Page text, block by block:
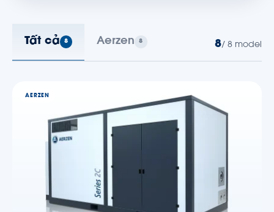
Tất cả 8 Aerzen 8 8/ 8 model
AERZEN